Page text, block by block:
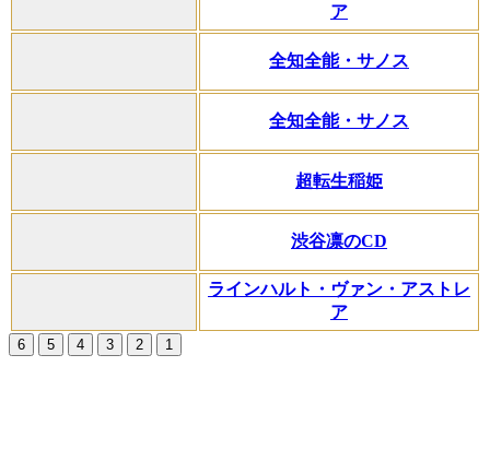
ア
全知全能・サノス
全知全能・サノス
超転生稲姫
渋谷凛のCD
ラインハルト・ヴァン・アストレ
ア
6 5 4 3 2 1